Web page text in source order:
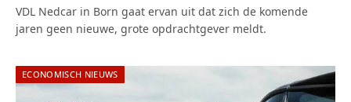
VDL Nedcar in Born gaat ervan uit dat zich de komende
jaren geen nieuwe, grote opdrachtgever meldt.
ECONOMISCH NIEUWS